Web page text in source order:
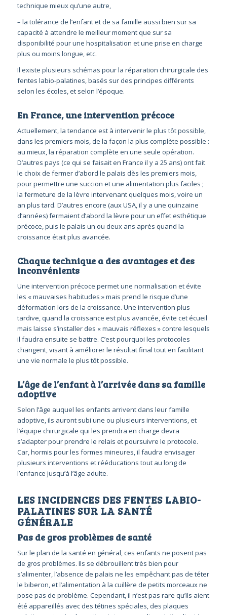
technique mieux qu’une autre,
– la tolérance de l’enfant et de sa famille aussi bien sur sa
capacité à attendre le meilleur moment que sur sa
disponibilité pour une hospitalisation et une prise en charge
plus ou moins longue, etc.
Il existe plusieurs schémas pour la réparation chirurgicale des
fentes labio-palatines, basés sur des principes différents
selon les écoles, et selon l’époque.
En France, une intervention précoce
Actuellement, la tendance est à intervenir le plus tôt possible,
dans les premiers mois, de la façon la plus complète possible :
au mieux, la réparation complète en une seule opération.
D’autres pays (ce qui se faisait en France il y a 25 ans) ont fait
le choix de fermer d’abord le palais dès les premiers mois,
pour permettre une succion et une alimentation plus faciles ;
la fermeture de la lèvre intervenant quelques mois, voire un
an plus tard. D’autres encore (aux USA, il y a une quinzaine
d’années) fermaient d’abord la lèvre pour un effet esthétique
précoce, puis le palais un ou deux ans après quand la
croissance était plus avancée.
Chaque technique a des avantages et des
inconvénients
Une intervention précoce permet une normalisation et évite
les « mauvaises habitudes » mais prend le risque d’une
déformation lors de la croissance. Une intervention plus
tardive, quand la croissance est plus avancée, évite cet écueil
mais laisse s’installer des « mauvais réflexes » contre lesquels
il faudra ensuite se battre. C’est pourquoi les protocoles
changent, visant à améliorer le résultat final tout en facilitant
une vie normale le plus tôt possible.
L’âge de l’enfant à l’arrivée dans sa famille
adoptive
Selon l’âge auquel les enfants arrivent dans leur famille
adoptive, ils auront subi une ou plusieurs interventions, et
l’équipe chirurgicale qui les prendra en charge devra
s’adapter pour prendre le relais et poursuivre le protocole.
Car, hormis pour les formes mineures, il faudra envisager
plusieurs interventions et rééducations tout au long de
l’enfance jusqu’à l’âge adulte.
LES INCIDENCES DES FENTES LABIO-
PALATINES SUR LA SANTÉ
GÉNÉRALE
Pas de gros problèmes de santé
Sur le plan de la santé en général, ces enfants ne posent pas
de gros problèmes. Ils se débrouillent très bien pour
s’alimenter, l’absence de palais ne les empêchant pas de téter
le biberon, et l’alimentation à la cuillère de petits morceaux ne
pose pas de problème. Cependant, il n’est pas rare qu’ils aient
été appareillés avec des tétines spéciales, des plaques